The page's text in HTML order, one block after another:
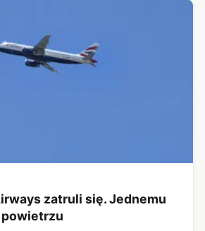
zatruli się. Jednemu